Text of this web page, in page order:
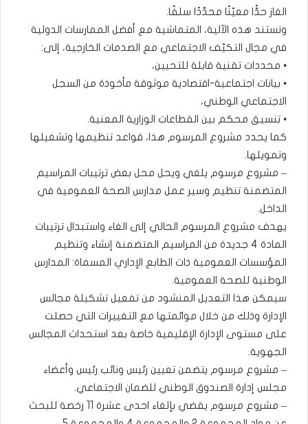
الغاز حدًّا معيّنًا محدَّدًا سلفًا.
وتستند هذه الآلية، المتماشية مع أفضل الممارسات الدولية
في مجال التكيّف الاجتماعي مع الصدمات الخارجية، إلى:
• محددات تقنية قابلة للتحيين،
• بيانات اجتماعية-اقتصادية موثوقة مأخوذة من السجل
الاجتماعي الوطني،
• تنسيق محكم بين القطاعات الوزارية المعنية.
كما يحدد مشروع المرسوم هذا، قواعد تنظيمها وتشغيلها
وتمويلها.
– مشروع مرسوم يلغي ويحل محل بعض ترتيبات المراسيم
المتضمنة تنظيم وسير عمل مدارس الصحة العمومية في
الداخل.
يهدف مشروع المرسوم الحالي إلى الغاء واستبدال ترتيبات
المادة 4 جديدة من المراسيم المتضمنة إنشاء وتنظيم
المؤسسات العمومية ذات الطابع الإداري المسماة: المدارس
الوطنية للصحة العمومية.
سيمكن هذا التعديل المنشود من تفعيل تشكيلة مجالس
الإدارة وذلك من خلال موائمتها مع التغييرات التي حصلت
على مستوى الإدارة الإقليمية خاصة بعد استحداث المجالس
الجهوية.
– مشروع مرسوم يتضمن تعيين رئيس ونائب رئيس وأعضاء
مجلس إدارة الصندوق الوطني للضمان الاجتماعي.
– مشروع مرسوم يقضي بإلغاء احدى عشرة 11 رخصة للبحث